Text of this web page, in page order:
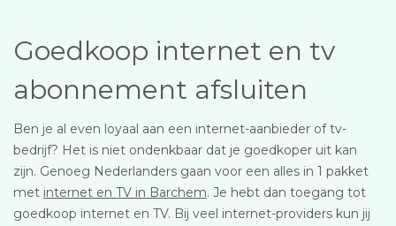
Goedkoop internet en tv
abonnement afsluiten
Ben je al even loyaal aan een internet-aanbieder of tv-
bedrijf? Het is niet ondenkbaar dat je goedkoper uit kan
zijn. Genoeg Nederlanders gaan voor een alles in 1 pakket
met internet en TV in Barchem. Je hebt dan toegang tot
goedkoop internet en TV. Bij veel internet-providers kun jij